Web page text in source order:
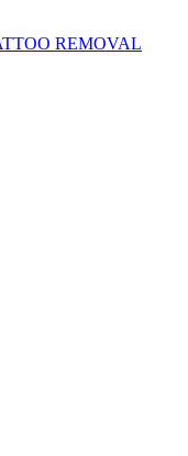
REMOVAL